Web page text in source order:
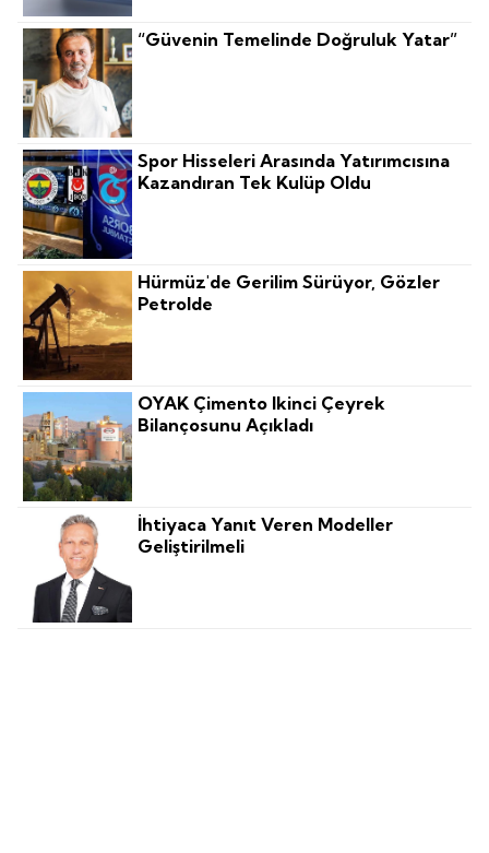
“Güvenin Temelinde Doğruluk Yatar”
Spor Hisseleri Arasında Yatırımcısına
Kazandıran Tek Kulüp Oldu
Hürmüz'de Gerilim Sürüyor, Gözler
Petrolde
OYAK Çimento Ikinci Çeyrek
Bilançosunu Açıkladı
İhtiyaca Yanıt Veren Modeller
Geliştirilmeli